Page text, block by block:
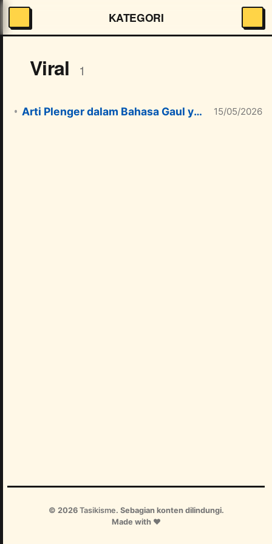
KATEGORI
Viral 1
Arti Plenger dalam Bahasa Gaul yang Lagi Viral 15/05/2026
© 2026 Tasikisme. Sebagian konten dilindungi.
Made with ❤️